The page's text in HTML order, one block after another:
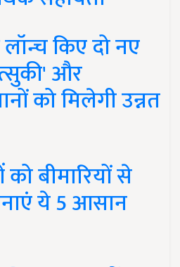
किए दो नए
और
को मिलेगी उन्नत
बीमारियों से
ये 5 आसान